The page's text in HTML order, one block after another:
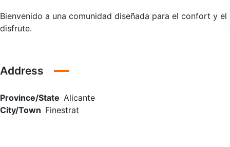
Bienvenido a una comunidad diseñada para el confort y el
disfrute.
Address
Province/State Alicante
City/Town Finestrat